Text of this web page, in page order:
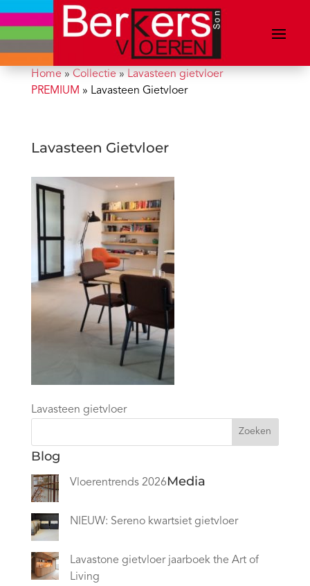
Home» Collectie» Lavasteen gietvloer
PREMIUM » Lavasteen Gietvloer
Lavasteen Gietvloer
Lavasteen gietvloer
Zoeken
Blog
Vloerentrends 2026
NIEUW: Sereno kwartsiet gietvloer
Lavastone gietvloer jaarboek the Art of
Living
Media